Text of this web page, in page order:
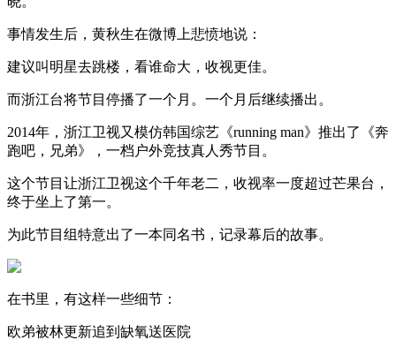
事情发生后，黄秋生在微博上悲愤地说：
建议叫明星去跳楼，看谁命大，收视更佳。
而浙江台将节目停播了一个月。一个月后继续播出。
2014年，浙江卫视又模仿韩国综艺《running man》推出了《奔
跑吧，兄弟》，一档户外竞技真人秀节目。
这个节目让浙江卫视这个千年老二，收视率一度超过芒果台，
终于坐上了第一。
为此节目组特意出了一本同名书，记录幕后的故事。
在书里，有这样一些细节：
欧弟被林更新追到缺氧送医院